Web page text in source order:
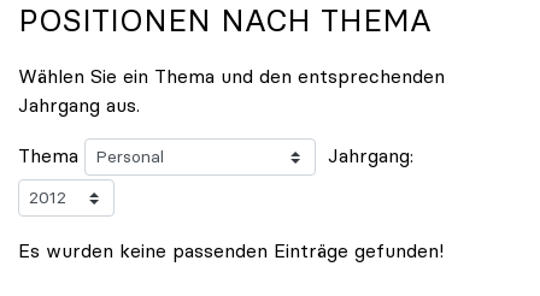
POSITIONEN NACH THEMA
Wählen Sie ein Thema und den entsprechenden
Jahrgang aus.
Thema Jahrgang:
Es wurden keine passenden Einträge gefunden!